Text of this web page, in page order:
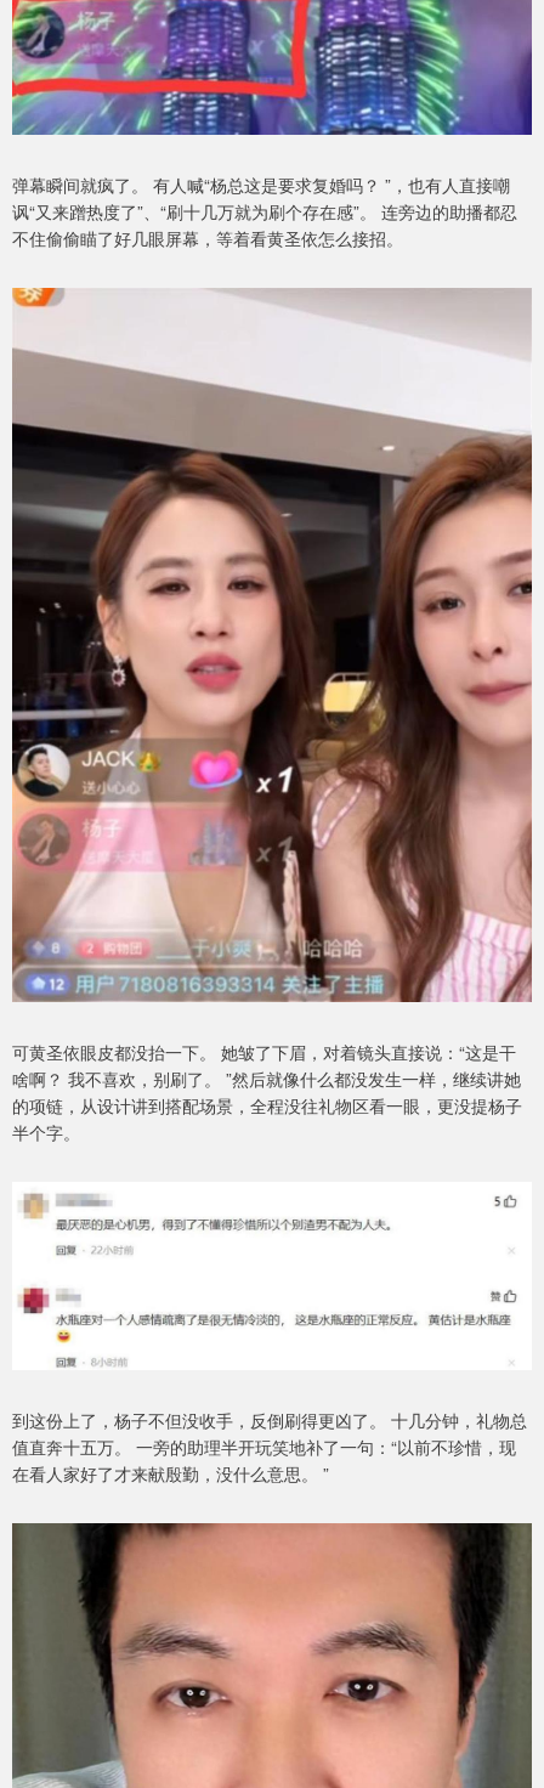
弹幕瞬间就疯了。 有人喊“杨总这是要求复婚吗？ ”，也有人直接嘲
讽“又来蹭热度了”、“刷十几万就为刷个存在感”。 连旁边的助播都忍
不住偷偷瞄了好几眼屏幕，等着看黄圣依怎么接招。
可黄圣依眼皮都没抬一下。 她皱了下眉，对着镜头直接说：“这是干
啥啊？ 我不喜欢，别刷了。 ”然后就像什么都没发生一样，继续讲她
的项链，从设计讲到搭配场景，全程没往礼物区看一眼，更没提杨子
半个字。
到这份上了，杨子不但没收手，反倒刷得更凶了。 十几分钟，礼物总
值直奔十五万。 一旁的助理半开玩笑地补了一句：“以前不珍惜，现
在看人家好了才来献殷勤，没什么意思。 ”